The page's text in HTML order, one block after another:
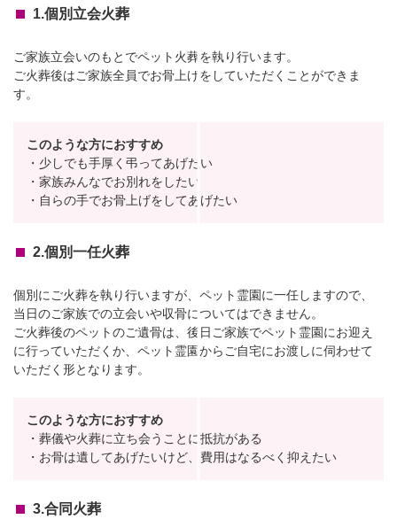
1.個別立会火葬
ご家族立会いのもとでペット火葬を執り行います。
ご火葬後はご家族全員でお骨上げをしていただくことができま
す。
このような方におすすめ
・少しでも手厚く弔ってあげたい
・家族みんなでお別れをしたい
・自らの手でお骨上げをしてあげたい
2.個別一任火葬
個別にご火葬を執り行いますが、ペット霊園に一任しますので、
当日のご家族での立会いや収骨についてはできません。
ご火葬後のペットのご遺骨は、後日ご家族でペット霊園にお迎え
に行っていただくか、ペット霊園からご自宅にお渡しに伺わせて
いただく形となります。
このような方におすすめ
・葬儀や火葬に立ち会うことに抵抗がある
・お骨は遺してあげたいけど、費用はなるべく抑えたい
3.合同火葬